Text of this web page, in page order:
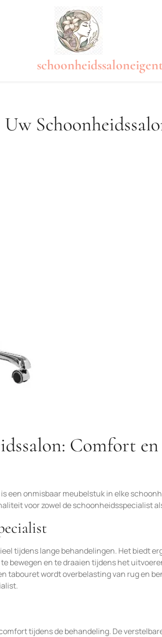
Comfort en
een onmisbaar meubelstuk in elke
voor zowel de schoonheidsspecialist
tijdens lange behandelingen. Het biedt
bewegen en te draaien tijdens het
tabouret wordt overbelasting van rug en
tijdens de behandeling. De